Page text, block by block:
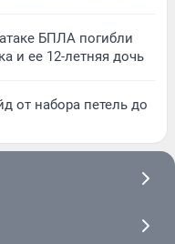
БПЛА погибли
и ее 12-летняя дочь
от набора петель до